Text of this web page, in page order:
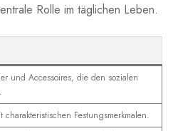
Rolle im täglichen Leben.
und ⁣Accessoires, die⁢ den sozialen
charakteristischen Festungsmerkmalen.